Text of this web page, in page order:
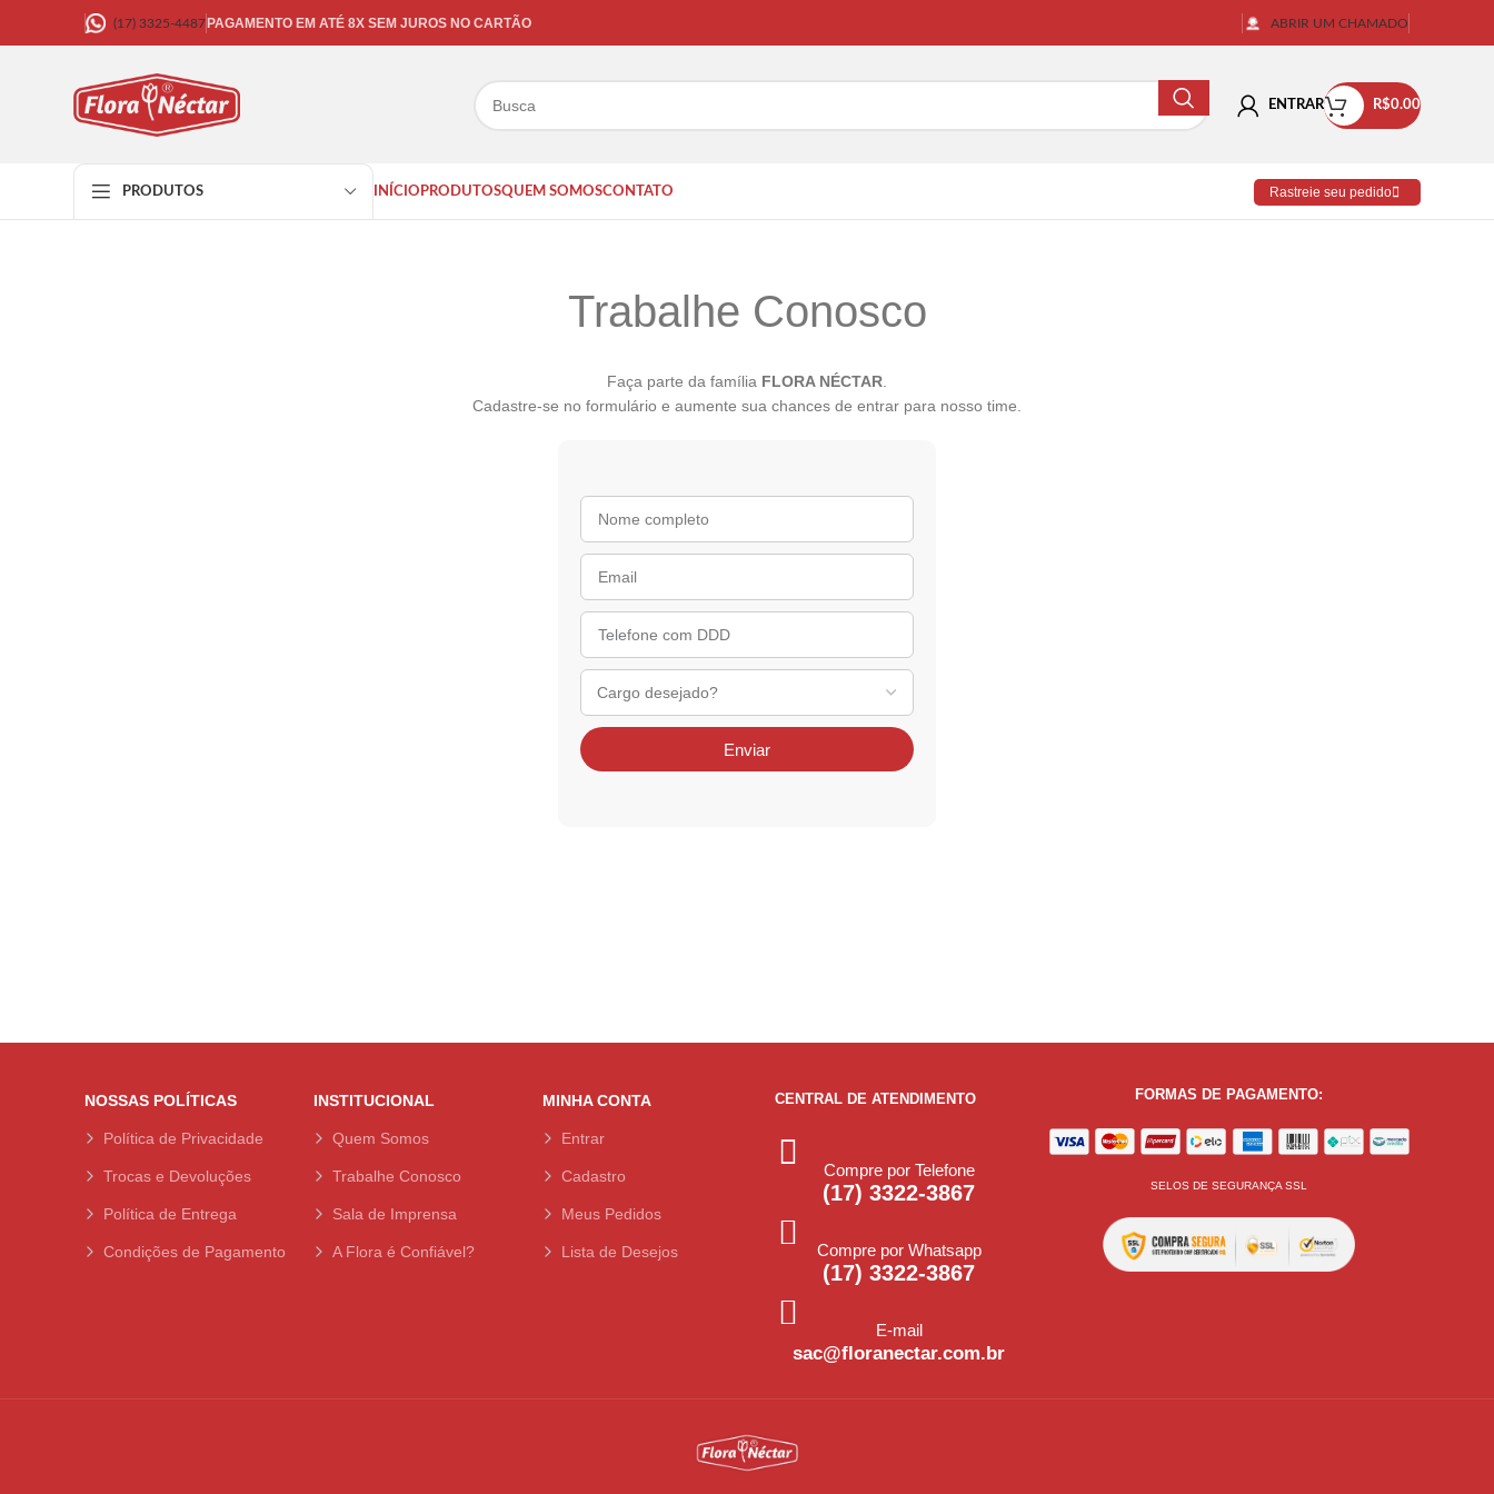
(17) 3325-4487PAGAMENTO EM ATÉ 8X SEM JUROS NO CARTÃO ABRIR UM CHAMADO
ENTRAR R$0.00
PRODUTOS INÍCIO PRODUTOSQUEM SOMOSCONTATO Rastreie seu pedido
Trabalhe Conosco
Faça parte da família FLORA NÉCTAR
Cadastre-se no formulário e aumente sua chances de entrar para nosso time.
Enviar
NOSSAS POLÍTICAS
Política de Privacidade
Trocas e Devoluções
Política de Entrega
Condições de Pagamento
INSTITUCIONAL
Quem Somos
Trabalhe Conosco
Sala de Imprensa
A Flora é Confiável?
MINHA CONTA
Entrar
Cadastro
Meus Pedidos
Lista de Desejos
CENTRAL DE ATENDIMENTO
Compre por Telefone
(17) 3322-3867
Compre por Whatsapp
(17) 3322-3867
E-mail
sac@floranectar.com.br
FORMAS DE PAGAMENTO:
SELOS DE SEGURANÇA SSL